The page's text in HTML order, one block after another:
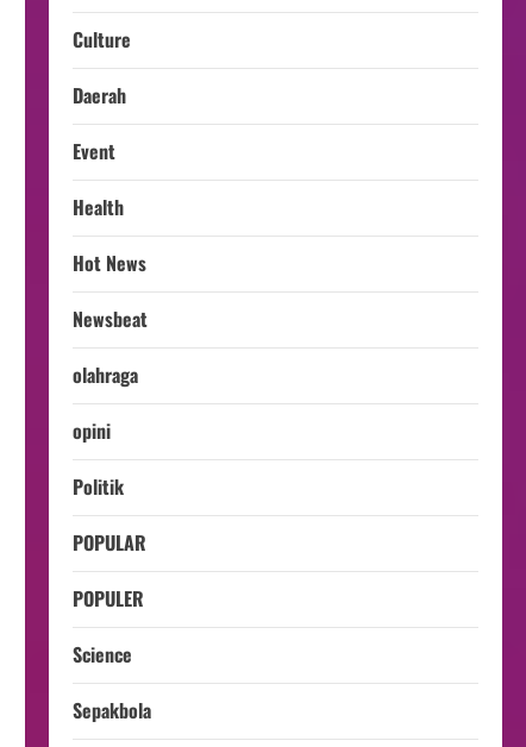
Culture
Daerah
Event
Health
Hot News
Newsbeat
olahraga
opini
Politik
POPULAR
POPULER
Science
Sepakbola